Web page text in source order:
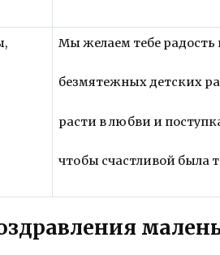
Мы желаем тебе радость
безмятежных детских
расти в любви и
чтобы счастливой была